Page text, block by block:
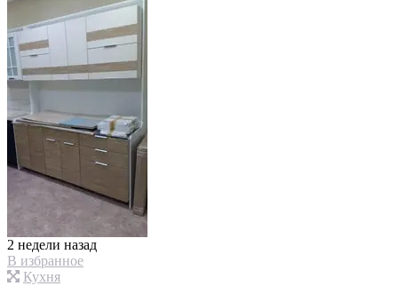
2 недели назад
В избранное
Кухня